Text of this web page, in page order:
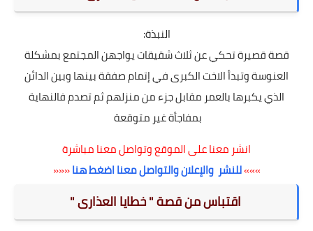
النبذة:
قصة قصيرة تحكي عن ثلاث شقيقات يواجهن المجتمع بمشكلة
العنوسة وتبدأ الاخت الكبرى في إتمام صفقة بينها وبين الدائن
الذي يكبرها بالعمر مقابل جزء من منزلهم ثم تصدم فالنهاية
بمفاجأة غير متوقعة
انشر معنا على الموقع وتواصل معنا مباشرة
»»»للنشر والإعلان والتواصل معنا اضغط هنا«««
اقتباس من قصة " خطايا العذارى "